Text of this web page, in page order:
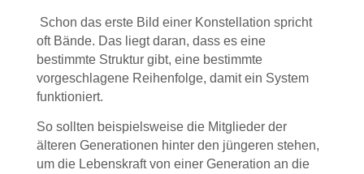
Schon das erste Bild einer Konstellation spricht
oft Bände. Das liegt daran, dass es eine
bestimmte Struktur gibt, eine bestimmte
vorgeschlagene Reihenfolge, damit ein System
funktioniert.
So sollten beispielsweise die Mitglieder der
älteren Generationen hinter den jüngeren stehen,
um die Lebenskraft von einer Generation an die